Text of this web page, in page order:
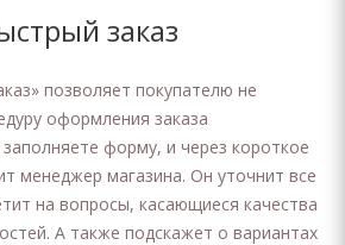
заказ
позволяет покупателю не
оформления заказа
форму, и через короткое
менеджер магазина. Он уточнит все
на вопросы, касающиеся качества
А также подскажет о вариантах